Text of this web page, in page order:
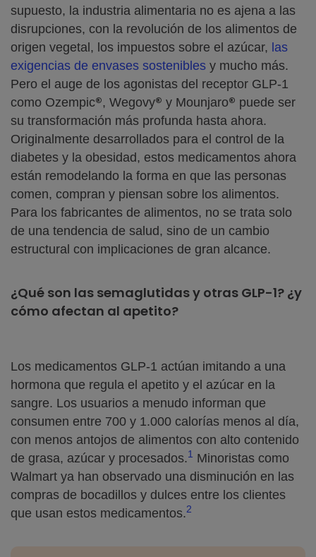
supuesto, la industria alimentaria no es ajena a las
disrupciones, con la revolución de los alimentos de
origen vegetal, los impuestos sobre el azúcar, las
exigencias de envases sostenibles y mucho más.
Pero el auge de los agonistas del receptor GLP-1
como Ozempic®, Wegovy® y Mounjaro® puede ser
su transformación más profunda hasta ahora.
Originalmente desarrollados para el control de la
diabetes y la obesidad, estos medicamentos ahora
están remodelando la forma en que las personas
comen, compran y piensan sobre los alimentos.
Para los fabricantes de alimentos, no se trata solo
de una tendencia de salud, sino de un cambio
estructural con implicaciones de gran alcance.
¿Qué son las semaglutidas y otras GLP-1? ¿y
cómo afectan al apetito?
Los medicamentos GLP-1 actúan imitando a una
hormona que regula el apetito y el azúcar en la
sangre. Los usuarios a menudo informan que
consumen entre 700 y 1.000 calorías menos al día,
con menos antojos de alimentos con alto contenido
de grasa, azúcar y procesados.1 Minoristas como
Walmart ya han observado una disminución en las
compras de bocadillos y dulces entre los clientes
que usan estos medicamentos.2